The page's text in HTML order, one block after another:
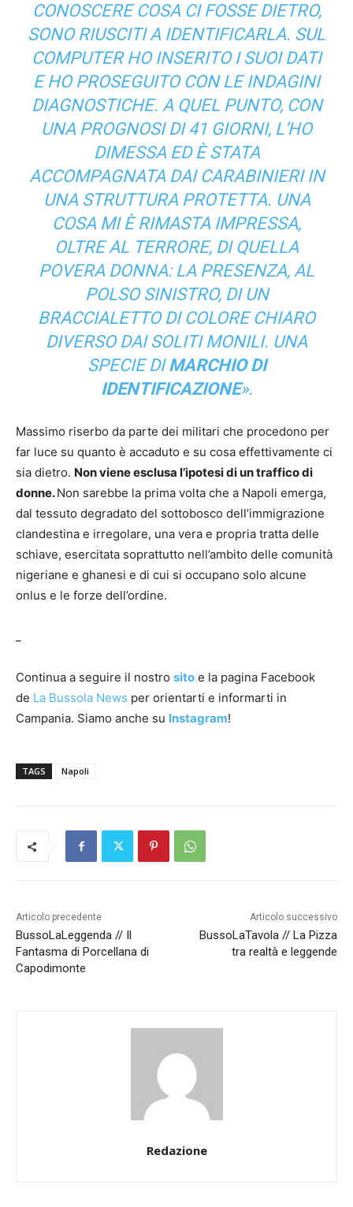
CONOSCERE COSA CI FOSSE DIETRO,
SONO RIUSCITI A IDENTIFICARLA. SUL
COMPUTER HO INSERITO I SUOI DATI
E HO PROSEGUITO CON LE INDAGINI
DIAGNOSTICHE. A QUEL PUNTO, CON
UNA PROGNOSI DI 41 GIORNI, L’HO
DIMESSA ED È STATA
ACCOMPAGNATA DAI CARABINIERI IN
UNA STRUTTURA PROTETTA. UNA
COSA MI È RIMASTA IMPRESSA,
OLTRE AL TERRORE, DI QUELLA
POVERA DONNA: LA PRESENZA, AL
POLSO SINISTRO, DI UN
BRACCIALETTO DI COLORE CHIARO
DIVERSO DAI SOLITI MONILI. UNA
SPECIE DIMARCHIO DI
IDENTIFICAZIONE».
Massimo riserbo da parte dei militari che procedono per
far luce su quanto è accaduto e su cosa effettivamente ci
sia dietro. Non viene esclusa l’ipotesi di un traffico di
donne.Non sarebbe la prima volta che a Napoli emerga,
dal tessuto degradato del sottobosco dell’immigrazione
clandestina e irregolare, una vera e propria tratta delle
schiave, esercitata soprattutto nell’ambito delle comunità
nigeriane e ghanesi e di cui si occupano solo alcune
onlus e le forze dell’ordine.
Continua a seguire il nostro sito e la pagina Facebook
de La Bussola News per orientarti e informarti in
Campania. Siamo anche su Instagram!
TAGS Napoli
Articolo precedente
BussoLaLeggenda // Il
Fantasma di Porcellana di
Capodimonte
Articolo successivo
BussoLaTavola // La Pizza
tra realtà e leggende
Redazione